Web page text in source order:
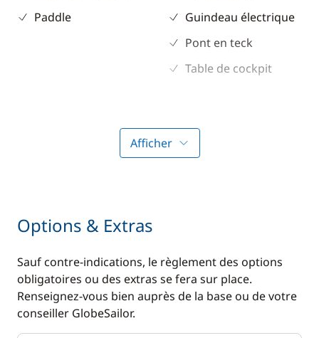
Paddle
Guindeau électrique
Pont en teck
Table de cockpit
Loch - Speedo
Sondeur
VHF
Equipement de
sécurité
Afficher
Options & Extras
Sauf contre-indications, le règlement des options
obligatoires ou des extras se fera sur place.
Renseignez-vous bien auprès de la base ou de votre
conseiller GlobeSailor.